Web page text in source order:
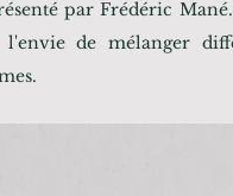
par Frédéric
de mélanger